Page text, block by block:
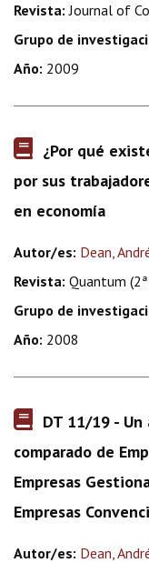
Revista: Journal of
Grupo de
Año: 2009
¿Por qué
por sus
en economía
Autor/es: Dean,
Revista: Quantum
Grupo de
Año: 2008
DT 11/19 -
comparado de
Empresas
Empresas
Autor/es: Dean,